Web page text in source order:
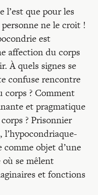
l’est que pour les
ne le croit !
est
affection du corps
À quels signes se
confuse rencontre
corps ? Comment
et pragmatique
? Prisonnier
l’hypocondriaque-
objet d’une
se mêlent
et fonctions